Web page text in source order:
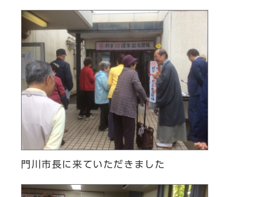
門川市長に来ていただきました